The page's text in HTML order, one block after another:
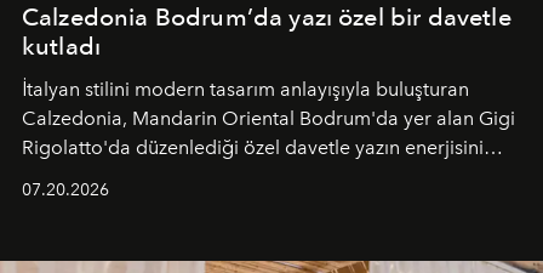
Calzedonia Bodrum’da yazı özel bir davetle
kutladı
İtalyan stilini modern tasarım anlayışıyla buluşturan
Calzedonia, Mandarin Oriental Bodrum'da yer alan Gigi
Rigolatto'da düzenlediği özel davetle yazın enerjisini
07.20.2026